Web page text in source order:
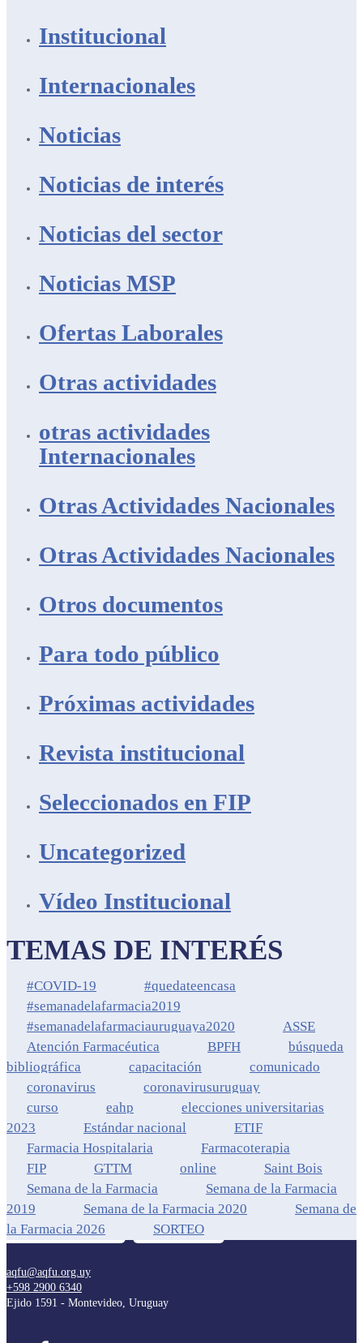
Institucional
Internacionales
Noticias
Noticias de interés
Noticias del sector
Noticias MSP
Ofertas Laborales
Otras actividades
otras actividades
Internacionales
Otras Actividades Nacionales
Otras Actividades Nacionales
Otros documentos
Para todo público
Próximas actividades
Revista institucional
Seleccionados en FIP
Uncategorized
Vídeo Institucional
TEMAS DE INTERÉS
#COVID-19
#quedateencasa
#semanadelafarmacia2019
#semanadelafarmaciauruguaya2020
ASSE
Atención Farmacéutica
BPFH
búsqueda
bibliográfica
capacitación
comunicado
coronavirus
coronavirusuruguay
curso
eahp
elecciones universitarias
2023
Estándar nacional
ETIF
Farmacia Hospitalaria
Farmacoterapia
FIP
GTTM online
Saint Bois
Semana de la Farmacia
Semana de la Farmacia
2019
Semana de la Farmacia 2020
Semana de
la Farmacia 2026
SORTEO
aqfu@aqfu.org.uy
+598 2900 6340
Ejido 1591 - Montevideo, Uruguay